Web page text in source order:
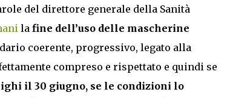
del direttore generale della Sanità
la fine dell’uso delle mascherine
coerente, progressivo, legato alla
compreso e rispettato e quindi se
il 30 giugno, se le condizioni lo